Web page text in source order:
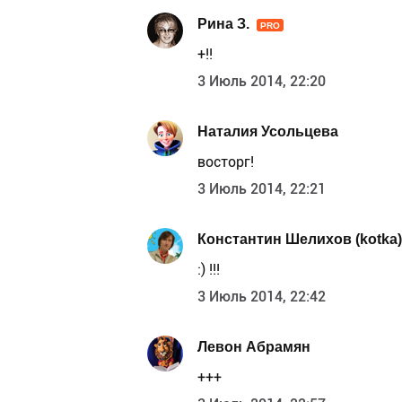
Рина З. PRO
+!!
3 Июль 2014, 22:20
Наталия Усольцева
восторг!
3 Июль 2014, 22:21
Константин Шелихов (kotka)
:) !!!
3 Июль 2014, 22:42
Левон Абрамян
+++